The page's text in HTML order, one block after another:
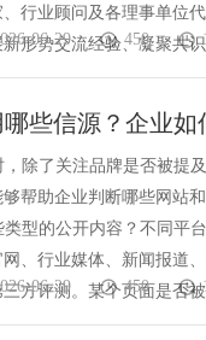
行业顾问及各理事单位
形势交流经验、凝聚共
06-29 450
些信源？企业如
，除了关注品牌是否被提
帮助企业判断哪些网站
型的公开内容？不同平
、行业媒体、新闻报道
方评测。某个页面是否
06-29 450